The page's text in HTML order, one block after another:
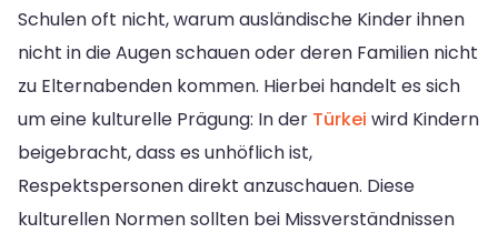
Schulen oft nicht, warum ausländische Kinder ihnen
nicht in die Augen schauen oder deren Familien nicht
zu Elternabenden kommen. Hierbei handelt es sich
um eine kulturelle Prägung: In der Türkei wird Kindern
beigebracht, dass es unhöflich ist,
Respektspersonen direkt anzuschauen. Diese
kulturellen Normen sollten bei Missverständnissen